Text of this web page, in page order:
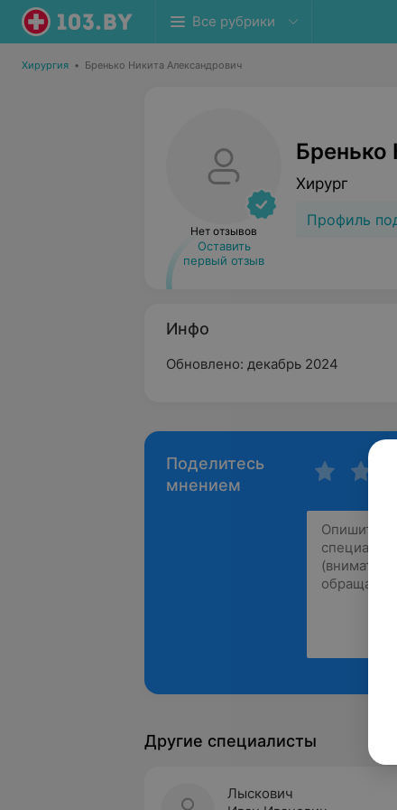
Все рубрики
Хирургия • Бренько Никита Александрович
Нет отзывов
Оставить
первый отзыв
Бренько
Хирург
Профиль
Инфо
Обновлено: декабрь 2024
Поделитесь
мнением
Другие специалисты
Лыскович